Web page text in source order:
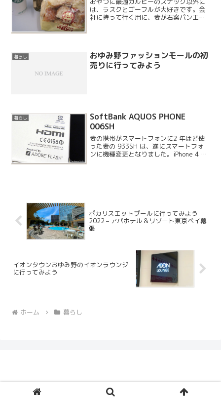
は、ラスクとゴーフルが大好きです。会
社に持って行く用に、妻が石窯パン工房
暮らし
おゆみ野ファッションモールの初
売りに行ってみよう
暮らし
SoftBank AQUOS PHONE
006SH
妻の携帯がスマートフォンに2 年ほど使
った妻の 933SH は、遂にスマートフォ
ンに機種変更となりました。iPhone 4 で
ポカリスエットプールに行ってみよう
2022 – アパホテル＆リゾート東京ベイ幕
張
イオンタウンおゆみ野のイオンラウンジ
に行ってみよう
ホーム 暮らし
© 2005 Ceruberus Husky.